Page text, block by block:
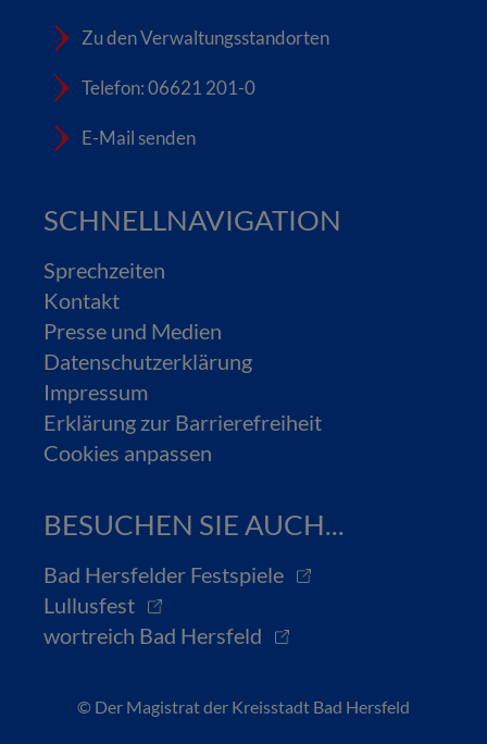
Zu den Verwaltungsstandorten
Telefon: 06621 201-0
E-Mail senden
SCHNELLNAVIGATION
Sprechzeiten
Kontakt
Presse und Medien
Datenschutzerklärung
Impressum
Erklärung zur Barrierefreiheit
Cookies anpassen
BESUCHEN SIE AUCH...
Bad Hersfelder Festspiele
Lullusfest
wortreich Bad Hersfeld
© Der Magistrat der Kreisstadt Bad Hersfeld